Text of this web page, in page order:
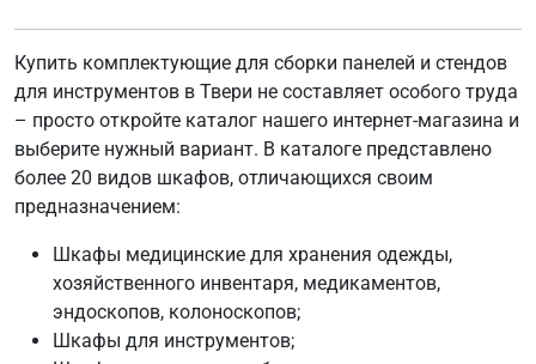
Купить комплектующие для сборки панелей и стендов
для инструментов в Твери не составляет особого труда
– просто откройте каталог нашего интернет-магазина и
выберите нужный вариант. В каталоге представлено
более 20 видов шкафов, отличающихся своим
предназначением:
Шкафы медицинские для хранения одежды,
хозяйственного инвентаря, медикаментов,
эндоскопов, колоноскопов;
Шкафы для инструментов;